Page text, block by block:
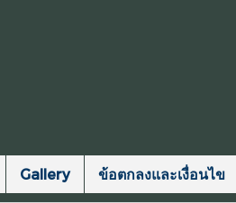
Gallery ข้อตกลงและเงื่อนไข